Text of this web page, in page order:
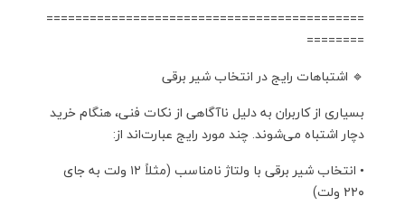
============================================
========
🔹 اشتباهات رایج در انتخاب شیر برقی
بسیاری از کاربران به دلیل ناآگاهی از نکات فنی، هنگام خرید
دچار اشتباه می‌شوند. چند مورد رایج عبارت‌اند از:
• انتخاب شیر برقی با ولتاژ نامناسب (مثلاً ۱۲ ولت به جای
۲۲۰ ولت)